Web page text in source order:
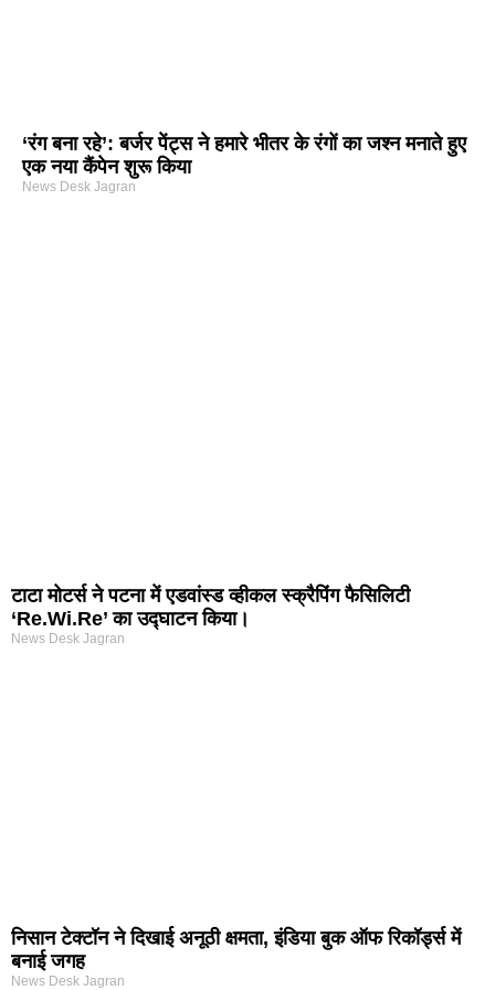
‘रंग बना रहे’: बर्जर पेंट्स ने हमारे भीतर के रंगों का जश्न मनाते हुए
एक नया कैंपेन शुरू किया
News Desk Jagran
टाटा मोटर्स ने पटना में एडवांस्ड व्हीकल स्क्रैपिंग फैसिलिटी
‘Re.Wi.Re’ का उद्घाटन किया।
News Desk Jagran
निसान टेक्टॉन ने दिखाई अनूठी क्षमता, इंडिया बुक ऑफ रिकॉर्ड्स में
बनाई जगह
News Desk Jagran